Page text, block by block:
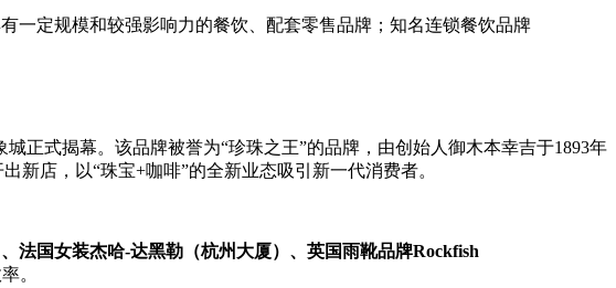
一定规模和较强影响力的餐饮、配套零售品牌；知名连锁餐饮品牌
城正式揭幕。该品牌被誉为“珍珠之王”的品牌，由创始人御木本幸吉于1893年
新店，以“珠宝+咖啡”的全新业态吸引新一代消费者。
法国女装杰哈-达黑勒（杭州大厦）、英国雨靴品牌Rockfish
。